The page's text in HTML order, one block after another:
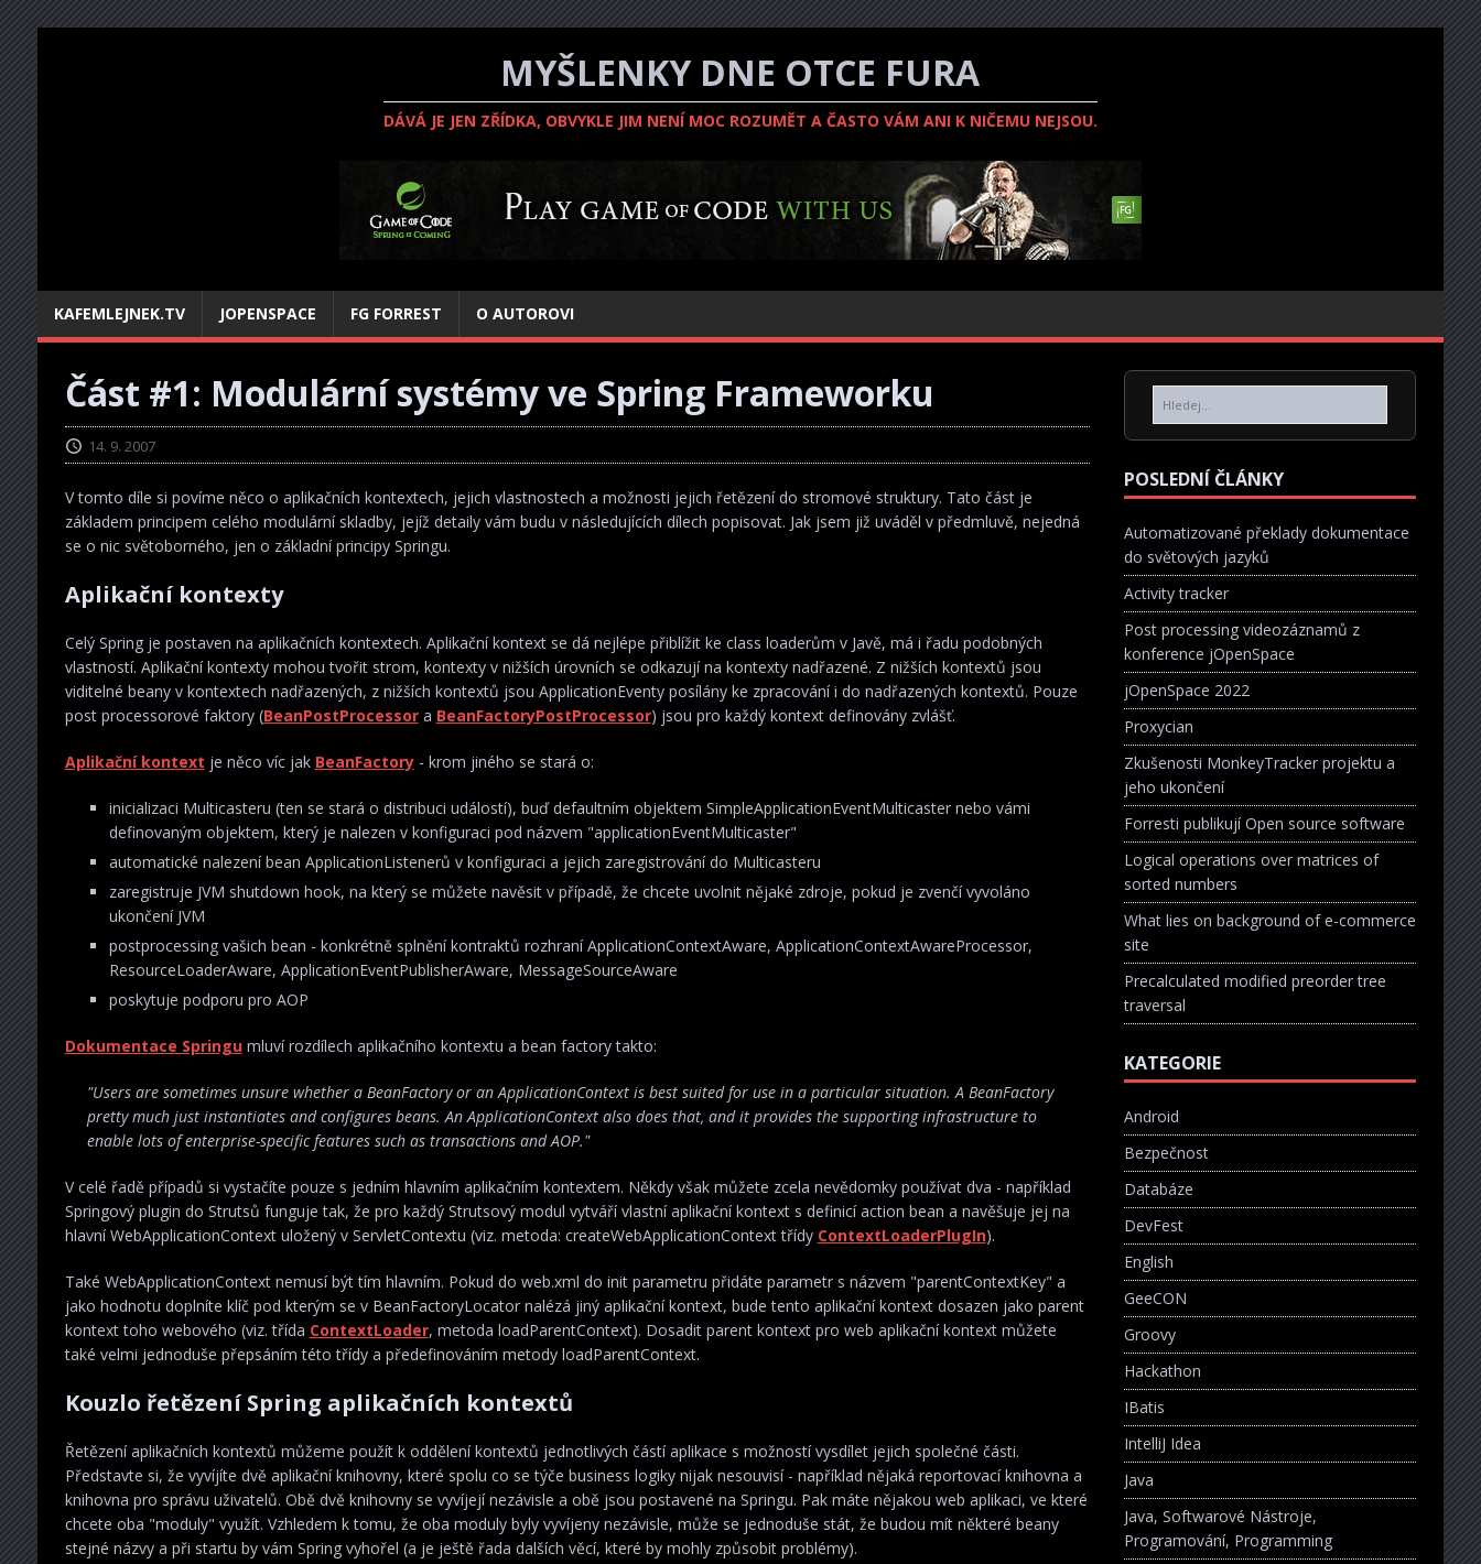
MYŠLENKY DNE OTCE FURA
DÁVÁ JE JEN ZŘÍDKA, OBVYKLE JIM NENÍ MOC ROZUMĚT A ČASTO VÁM ANI K NIČEMU NEJSOU.
KAFEMLEJNEK.TV JOPENSPACE FG FORREST O AUTOROVI
Část #1: Modulární systémy ve Spring Frameworku
14. 9. 2007
V tomto díle si povíme něco o aplikačních kontextech, jejich vlastnostech a možnosti jejich řetězení do stromové struktury. Tato část je
základem principem celého modulární skladby, jejíž detaily vám budu v následujících dílech popisovat. Jak jsem již uváděl v předmluvě, nejedná
se o nic světoborného, jen o základní principy Springu.
Aplikační kontexty
Celý Spring je postaven na aplikačních kontextech. Aplikační kontext se dá nejlépe přiblížit ke class loaderům v Javě, má i řadu podobných
vlastností. Aplikační kontexty mohou tvořit strom, kontexty v nižších úrovních se odkazují na kontexty nadřazené. Z nižších kontextů jsou
viditelné beany v kontextech nadřazených, z nižších kontextů jsou ApplicationEventy posílány ke zpracování i do nadřazených kontextů. Pouze
post processorové faktory (BeanPostProcessora BeanFactoryPostProcessor) jsou pro každý kontext definovány zvlášť.
Aplikační kontext je něco víc jak BeanFactory- krom jiného se stará o:
inicializaci Multicasteru (ten se stará o distribuci událostí), buď defaultním objektem SimpleApplicationEventMulticaster nebo vámi
definovaným objektem, který je nalezen v konfiguraci pod názvem "applicationEventMulticaster"
automatické nalezení bean ApplicationListenerů v konfiguraci a jejich zaregistrování do Multicasteru
zaregistruje JVM shutdown hook, na který se můžete navěsit v případě, že chcete uvolnit nějaké zdroje, pokud je zvenčí vyvoláno
ukončení JVM
postprocessing vašich bean - konkrétně splnění kontraktů rozhraní ApplicationContextAware, ApplicationContextAwareProcessor,
ResourceLoaderAware, ApplicationEventPublisherAware, MessageSourceAware
poskytuje podporu pro AOP
Dokumentace Springumluví rozdílech aplikačního kontextu a bean factory takto:
"Users are sometimes unsure whether a BeanFactory or an ApplicationContext is best suited for use in a particular situation. A BeanFactory
pretty much just instantiates and configures beans. An ApplicationContext also does that, and it provides the supporting infrastructure to
enable lots of enterprise-specific features such as transactions and AOP."
V celé řadě případů si vystačíte pouze s jedním hlavním aplikačním kontextem. Někdy však můžete zcela nevědomky používat dva - například
Springový plugin do Strutsů funguje tak, že pro každý Strutsový modul vytváří vlastní aplikační kontext s definicí action bean a navěšuje jej na
hlavní WebApplicationContext uložený v ServletContextu (viz. metoda: createWebApplicationContext třídy ContextLoaderPlugIn).
Také WebApplicationContext nemusí být tím hlavním. Pokud do web.xml do init parametru přidáte parametr s názvem "parentContextKey" a
jako hodnotu doplníte klíč pod kterým se v BeanFactoryLocator nalézá jiný aplikační kontext, bude tento aplikační kontext dosazen jako parent
kontext toho webového (viz. třída ContextLoader, metoda loadParentContext). Dosadit parent kontext pro web aplikační kontext můžete
také velmi jednoduše přepsáním této třídy a předefinováním metody loadParentContext.
Kouzlo řetězení Spring aplikačních kontextů
Řetězení aplikačních kontextů můžeme použít k oddělení kontextů jednotlivých částí aplikace s možností vysdílet jejich společné části.
Představte si, že vyvíjíte dvě aplikační knihovny, které spolu co se týče business logiky nijak nesouvisí - například nějaká reportovací knihovna a
knihovna pro správu uživatelů. Obě dvě knihovny se vyvíjejí nezávisle a obě jsou postavené na Springu. Pak máte nějakou web aplikaci, ve které
chcete oba "moduly" využít. Vzhledem k tomu, že oba moduly byly vyvíjeny nezávisle, může se jednoduše stát, že budou mít některé beany
stejné názvy a při startu by vám Spring vyhořel (a je ještě řada dalších věcí, které by mohly způsobit problémy).
POSLEDNÍ ČLÁNKY
Automatizované překlady dokumentace
do světových jazyků
Activity tracker
Post processing videozáznamů z
konference jOpenSpace
jOpenSpace 2022
Proxycian
Zkušenosti MonkeyTracker projektu a
jeho ukončení
Forresti publikují Open source software
Logical operations over matrices of
sorted numbers
What lies on background of e-commerce
site
Precalculated modified preorder tree
traversal
KATEGORIE
Android
Bezpečnost
Databáze
DevFest
English
GeeCON
Groovy
Hackathon
IBatis
IntelliJ Idea
Java
Java, Softwarové Nástroje,
Programování, Programming